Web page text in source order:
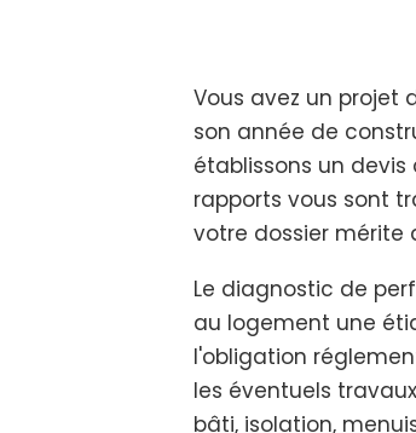
Vous avez un projet
son année de
établissons un
rapports vous sont
votre dossier mérite
Le diagnostic de
au logement une
l'obligation
les éventuels
bâti, isolation,